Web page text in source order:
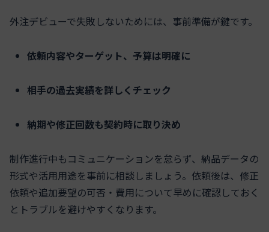
外注デビューで失敗しないためには、事前準備が鍵です。
依頼内容やターゲット、予算は明確に
相手の過去実績を詳しくチェック
納期や修正回数も契約時に取り決め
制作進行中もコミュニケーションを怠らず、納品データの
形式や活用用途を事前に相談しましょう。依頼後は、修正
依頼や追加要望の可否・費用について早めに確認しておく
とトラブルを避けやすくなります。